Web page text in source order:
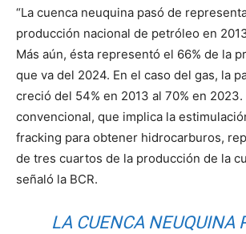
“La cuenca neuquina pasó de
producción nacional de petróleo en
Más aún, ésta representó el 66% de la
que va del 2024. En el caso del gas, la
creció del 54% en 2013 al 70% en
convencional, que implica la
fracking para obtener hidrocarburos,
de tres cuartos de la producción de la
señaló la BCR.
LA CUENCA NEUQUINA